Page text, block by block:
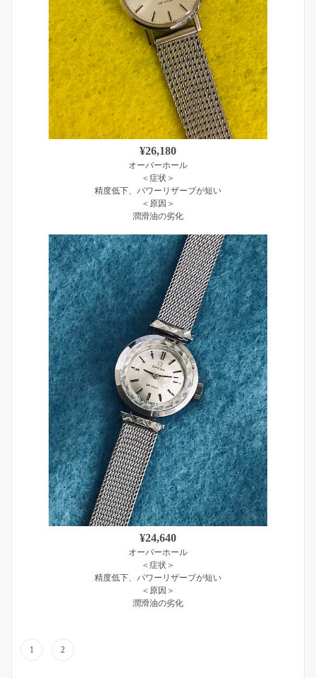
¥26,180
オーバーホール
＜症状＞
精度低下、パワーリザーブが短い
＜原因＞
潤滑油の劣化
¥24,640
オーバーホール
＜症状＞
精度低下、パワーリザーブが短い
＜原因＞
潤滑油の劣化
1 2